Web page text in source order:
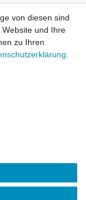
Produktbilder
der Shop 0,00
LEGENDS OF
und MIXELS sind
LEGO Gruppe.
von diesen sind
und Ihre
zu Ihren